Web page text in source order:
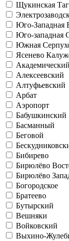
Щукинская
Юго-Западная
Юго-западная
Южная
Ясенево
Академический
Алексеевский
Алтуфьевский
Арбат
Аэропорт
Бабушкинский
Басманный
Беговой
Бибирево
Бирюлёво
Бирюлёво
Богородское
Братеево
Бутырский
Вешняки
Войковский
Выхино-